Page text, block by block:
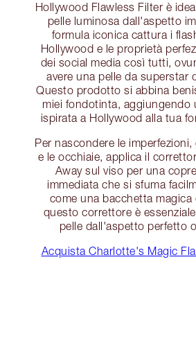
Hollywood Flawless Filter è
pelle luminosa dall'aspetto
formula iconica cattura i
Hollywood e le proprietà
dei social media così tutti,
avere una pelle da superstar
Questo prodotto si abbina
miei fondotinta, aggiungendo
ispirata a Hollywood alla tua
Per nascondere le
e le occhiaie, applica il
Away sul viso per una
immediata che si sfuma
come una bacchetta magica
questo correttore è
pelle dall'aspetto perfetto
Acquista Charlotte's Magic